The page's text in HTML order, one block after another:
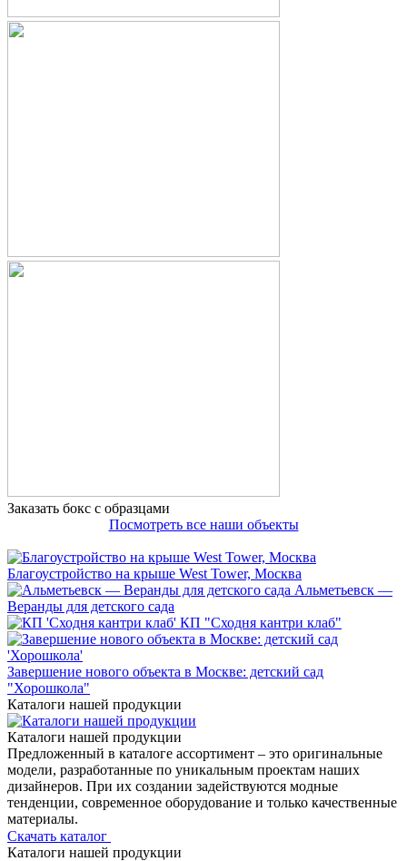
Заказать бокс с образцами
Посмотреть все наши объекты
Благоустройство на крыше West Tower, Москва
Альметьевск —
Веранды для детского сада
КП "Сходня кантри клаб"
Завершение нового объекта в Москве: детский сад
"Хорошкола"
Каталоги нашей продукции
Каталоги нашей продукции
Предложенный в каталоге ассортимент – это оригинальные
модели, разработанные по уникальным проектам наших
дизайнеров. При их создании задействуются модные
тенденции, современное оборудование и только качественные
материалы.
Скачать каталог
Каталоги нашей продукции